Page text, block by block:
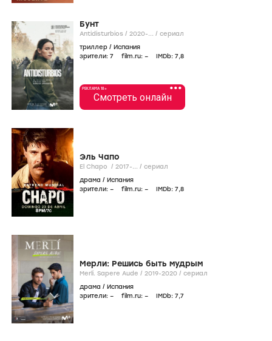
Бунт
Antidisturbios / 2020-... / сериал
триллер / Испания
зрители: 7 film.ru: – IMDb: 7,8
•••
РЕКЛАМА 18+
Смотреть онлайн
Эль Чапо
El Chapo / 2017-... / сериал
драма / Испания
зрители: – film.ru: – IMDb: 7,8
Мерли: Решись быть мудрым
Merlí. Sapere Aude / 2019-2020 / сериал
драма / Испания
зрители: – film.ru: – IMDb: 7,7